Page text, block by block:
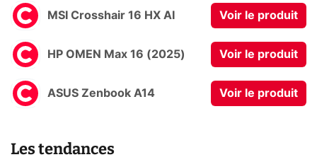
MSI Crosshair 16 HX AI Voir le produit
HP OMEN Max 16 (2025) Voir le produit
ASUS Zenbook A14 Voir le produit
Les tendances